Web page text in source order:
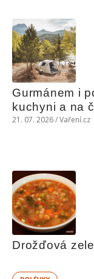
Gurmánem i
kuchyni a na
21. 07. 2026 / Vaření.cz
Drožďová